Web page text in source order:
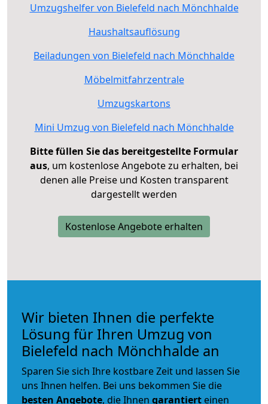
Umzugshelfer von Bielefeld nach Mönchhalde
Haushaltsauflösung
Beiladungen von Bielefeld nach Mönchhalde
Möbelmitfahrzentrale
Umzugskartons
Mini Umzug von Bielefeld nach Mönchhalde
Bitte füllen Sie das bereitgestellte Formular
aus, um kostenlose Angebote zu erhalten, bei
denen alle Preise und Kosten transparent
dargestellt werden
Kostenlose Angebote erhalten
Wir bieten Ihnen die perfekte
Lösung für Ihren Umzug von
Bielefeld nach Mönchhalde an
Sparen Sie sich Ihre kostbare Zeit und lassen Sie
uns Ihnen helfen. Bei uns bekommen Sie die
besten Angebote, die Ihnen garantiert einen